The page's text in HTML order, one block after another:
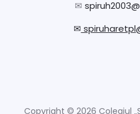
✉
✉
Copyright © 2026 Colegiul